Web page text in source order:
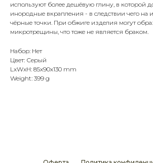
используют более дешёвую глину, в которой
инородные вкрапления - в следствии чего на
чёрные точки. При обжиге изделия могут
микротрещины, что тоже не является браком.
Набор: Нет
Цвет: Серый
LxWxH: 85x90x130 mm
Weight: 399 g